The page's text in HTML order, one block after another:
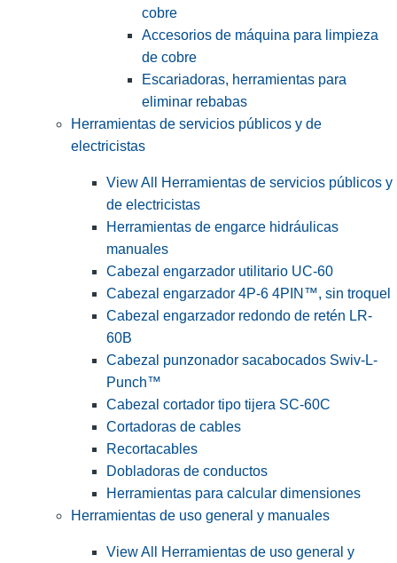
cobre
Accesorios de máquina para limpieza
de cobre
Escariadoras, herramientas para
eliminar rebabas
Herramientas de servicios públicos y de
electricistas
View All Herramientas de servicios públicos y
de electricistas
Herramientas de engarce hidráulicas
manuales
Cabezal engarzador utilitario UC-60
Cabezal engarzador 4P-6 4PIN™, sin troquel
Cabezal engarzador redondo de retén LR-
60B
Cabezal punzonador sacabocados Swiv-L-
Punch™
Cabezal cortador tipo tijera SC-60C
Cortadoras de cables
Recortacables
Dobladoras de conductos
Herramientas para calcular dimensiones
Herramientas de uso general y manuales
View All Herramientas de uso general y